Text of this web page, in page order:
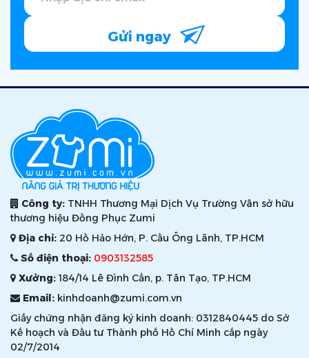
áo quá chật.
Thông số S M
Nam
Dưới 1m5
45-52 kg 52-65kg
Gửi ngay
Công ty: TNHH Thương Mại Dịch Vụ Trường Vân sở hữu
thương hiệu Đồng Phục Zumi
Địa chỉ: 20 Hồ Hảo Hớn, P. Cầu Ông Lãnh, TP.HCM
Số điện thoại: 0903132585
Xưởng:184/14 Lê Đình Cẩn, p. Tân Tạo, TP.HCM
Email: kinhdoanh@zumi.com.vn
Giấy chứng nhận đăng ký kinh doanh: 0312840445 do Sở
Kế hoạch và Đầu tư Thành phố Hồ Chí Minh cấp ngày
02/7/2014